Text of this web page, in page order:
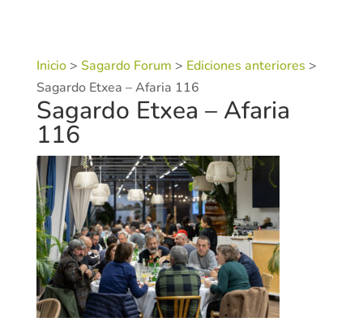
Inicio> Sagardo Forum > Ediciones anteriores >
Sagardo Etxea – Afaria 116
Sagardo Etxea – Afaria
116